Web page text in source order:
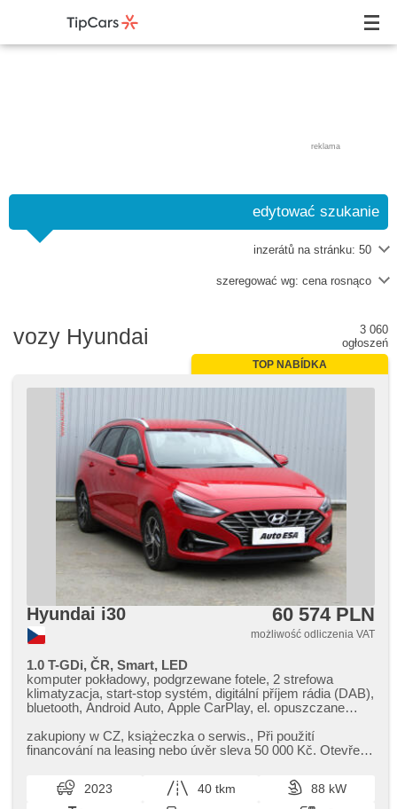
reklama
edytować szukanie
inzerátů na stránku: 50
szeregować wg: cena rosnąco
vozy Hyundai
3 060
ogłoszeń
TOP NABÍDKA
Hyundai i30 60 574 PLN
możliwość odliczenia VAT
1.0 T-GDi, ČR, Smart, LED
komputer pokładowy, podgrzewane fotele, 2 strefowa
klimatyzacja, start-stop systém, digitální příjem rádia (DAB),
bluetooth, Android Auto, Apple CarPlay, el. opuszczane
wielofunkcyjna, przyciemniane szyby, światła do jazdy
dziennej, felgi aluminiowe, manualna skrzynia biegów, el.
centralne - zdalne, stabilizacja podwozia (ESP), halogeny,
el. składane lusterka, czujnik ciśnienia opon, reflektory LED,
zakupiony w CZ,​ książeczka o serwis.,​ Při použití
financování na leasing nebo úvěr sleva 50 000 Kč. Otevřeno
2023 40 tkm
88 kW